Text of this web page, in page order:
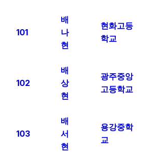
101
배
나
현
현화고등
학교
102
배
상
현
광주중앙
고등학교
103
배
서
현
용강중학
교